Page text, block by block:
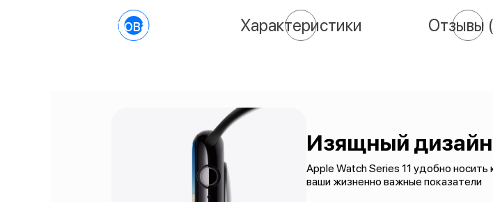
О товаре Характеристики Отзывы
Изящный дизайн
Apple Watch Series 11 удобно
ваши жизненно важные показатели